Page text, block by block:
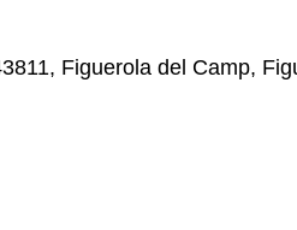
Figuerola del Camp,